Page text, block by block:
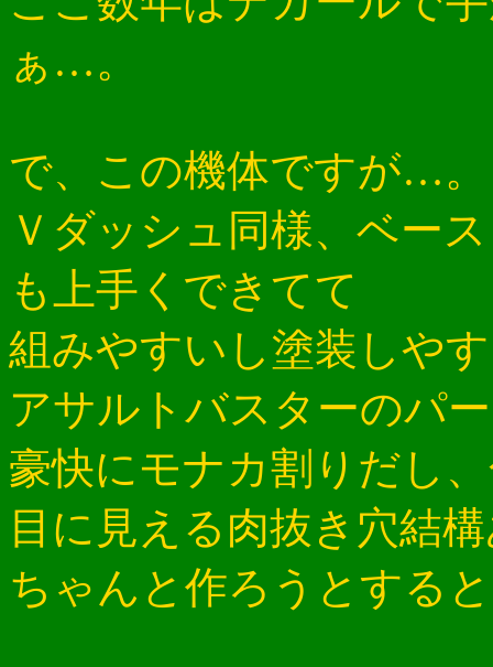
ぁ…。
で、この機体ですが…。
Ｖダッシュ同様、ベー
も上手くできてて
組みやすいし塗装しや
アサルトバスターのパ
豪快にモナカ割りだし
目に見える肉抜き穴結
ちゃんと作ろうとする